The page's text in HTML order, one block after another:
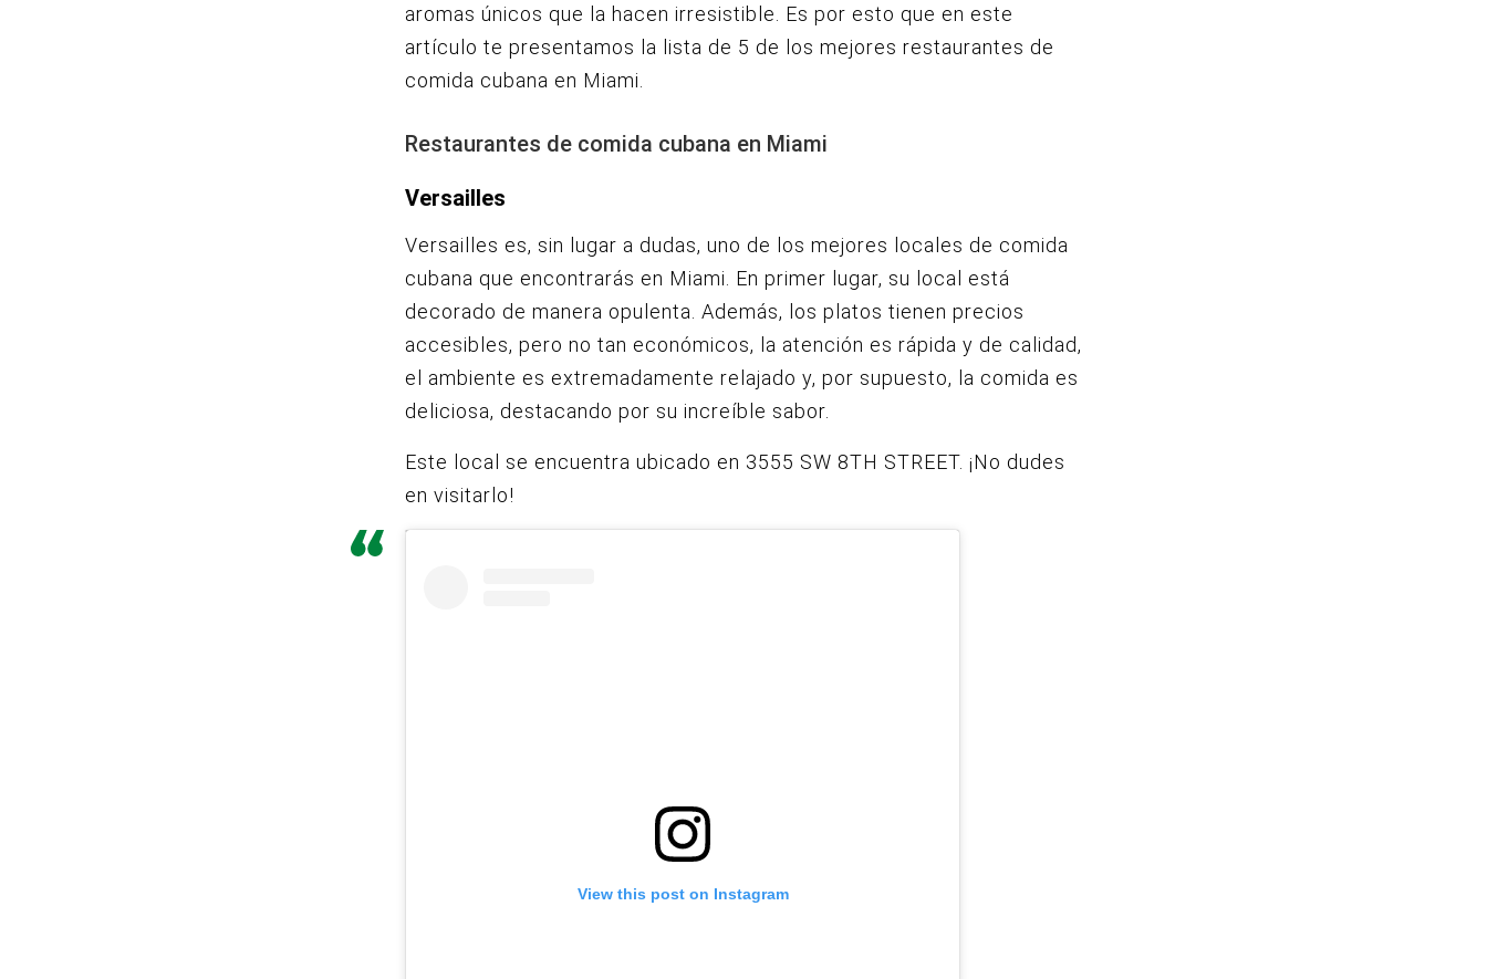
aromas únicos que la hacen irresistible. Es por esto que en este
artículo te presentamos la lista de 5 de los mejores restaurantes de
comida cubana en Miami.
Restaurantes de comida cubana en Miami
Versailles
Versailles es, sin lugar a dudas, uno de los mejores locales de comida
cubana que encontrarás en Miami. En primer lugar, su local está
decorado de manera opulenta. Además, los platos tienen precios
accesibles, pero no tan económicos, la atención es rápida y de calidad,
el ambiente es extremadamente relajado y, por supuesto, la comida es
deliciosa, destacando por su increíble sabor.
Este local se encuentra ubicado en 3555 SW 8TH STREET. ¡No dudes
en visitarlo!
View this post on Instagram